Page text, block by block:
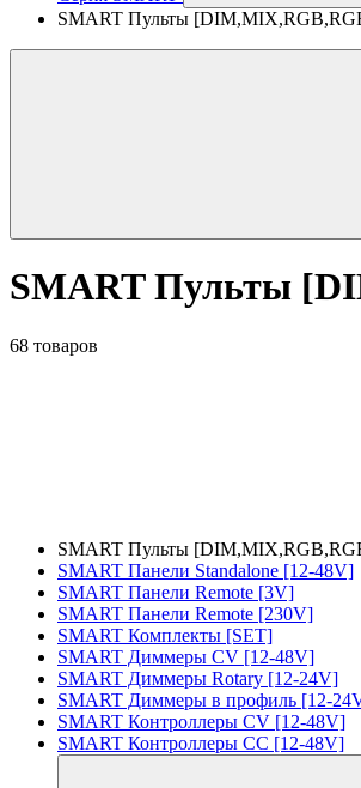
SMART Пульты
SMART Пульты
68 товаров
SMART Пульты
SMART Панели Standalone [12-48V]
SMART Панели Remote [3V]
SMART Панели Remote [230V]
SMART Комплекты [SET]
SMART Диммеры CV [12-48V]
SMART Диммеры Rotary [12-24V]
SMART Диммеры в профиль [12-
SMART Контроллеры CV [12-48V]
SMART Контроллеры CC [12-48V]